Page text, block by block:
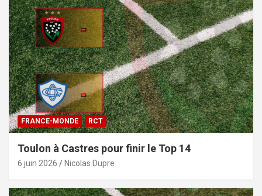
FRANCE-MONDE RCT
Toulon à Castres pour finir le Top 14
6 juin 2026 Nicolas Dupre